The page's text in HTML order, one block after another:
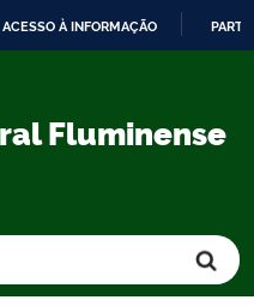
ACESSO À INFORMAÇÃO
Fluminense